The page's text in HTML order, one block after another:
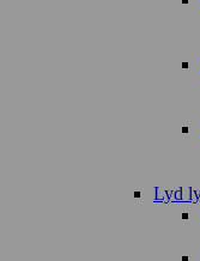
Lyd